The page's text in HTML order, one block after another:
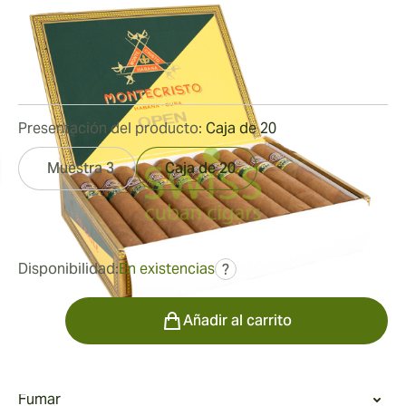
Medidor de anillo:54
Longitud:
150 mm / 5.9 pulgadas
5Reseñas
260,75 € fue 347,95 €
Disponibilidad:En existencias ?
Presentación del producto: Caja de 20
Muestra 3 Caja de 20
Cantidad
Añadir al carrito
Fumar